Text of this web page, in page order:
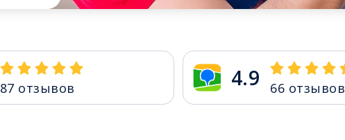
87 отзывов 4.9 66 отзывов